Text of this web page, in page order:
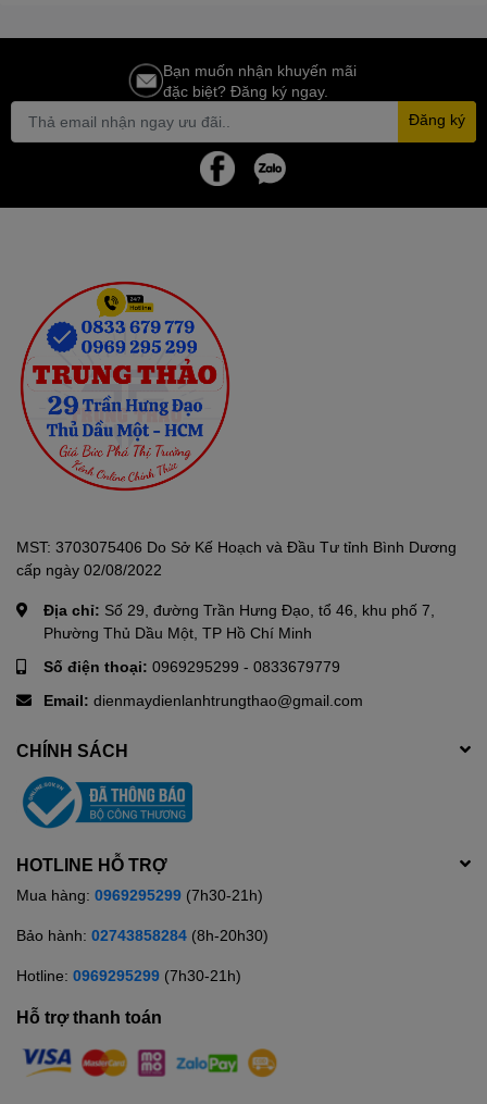
Bạn muốn nhận khuyến mãi
đặc biệt? Đăng ký ngay.
Đăng ký
MST: 3703075406 Do Sở Kế Hoạch và Đầu Tư tỉnh Bình Dương
cấp ngày 02/08/2022
Địa chỉ: Số 29, đường Trần Hưng Đạo, tổ 46, khu phố 7,
Phường Thủ Dầu Một, TP Hồ Chí Minh
Số điện thoại: 0969295299 - 0833679779
Email: dienmaydienlanhtrungthao@gmail.com
CHÍNH SÁCH
HOTLINE HỖ TRỢ
Mua hàng: 0969295299 (7h30-21h)
Bảo hành: 02743858284 (8h-20h30)
Hotline: 0969295299 (7h30-21h)
Hỗ trợ thanh toán